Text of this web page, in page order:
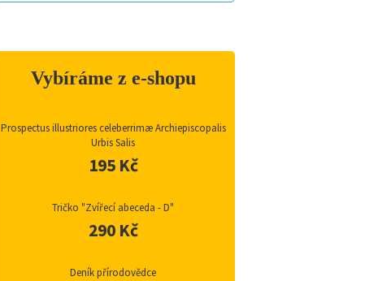
Vybíráme z e-shopu
Prospectus illustriores celeberrimæ Archiepiscopalis
Urbis Salis
195 Kč
Tričko "Zvířecí abeceda - D"
290 Kč
Deník přírodovědce